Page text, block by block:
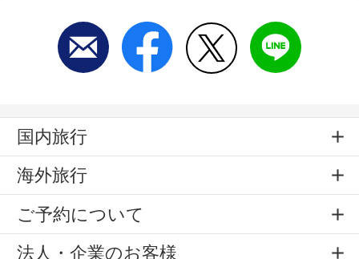
国内旅行
海外旅行
ご予約について
法人・企業のお客様